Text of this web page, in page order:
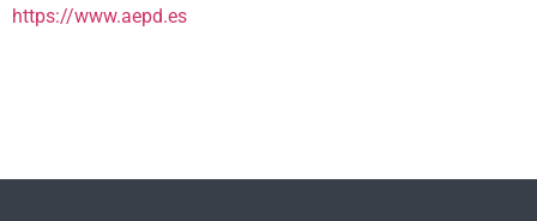
https://www.aepd.es